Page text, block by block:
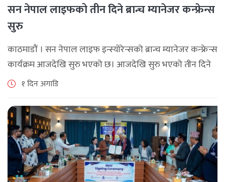
सन नेपाल लाइफको तीन दिने ब्रान्च म्यानेजर कन्फ्रेन्स
सुरु
काठमाडौं । सन नेपाल लाइफ इन्स्योरेन्सको ब्रान्च म्यानेजर कन्फ्रेन्स
कार्यक्रम आजदेखि सुरु भएको छ। आजदेखि सुरु भएको तीन दिने
ब्रान्च म्यानेजर कन्फ्रेन्स विभिन्न कार्यक्रमहरुका साथ भब्य साथ
१ दिन अगाडि